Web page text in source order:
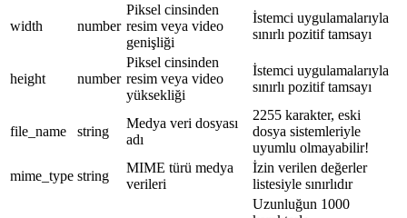
width number
Piksel cinsinden
resim veya video
genişliği
İstemci uygulamalarıyla
sınırlı pozitif tamsayı
height number
Piksel cinsinden
resim veya video
yüksekliği
İstemci uygulamalarıyla
sınırlı pozitif tamsayı
file_name string
Medya veri dosyası
adı
2255 karakter, eski
dosya sistemleriyle
uyumlu olmayabilir!
mime_type string
MIME türü medya
verileri
İzin verilen değerler
listesiyle sınırlıdır
Uzunluğun 1000